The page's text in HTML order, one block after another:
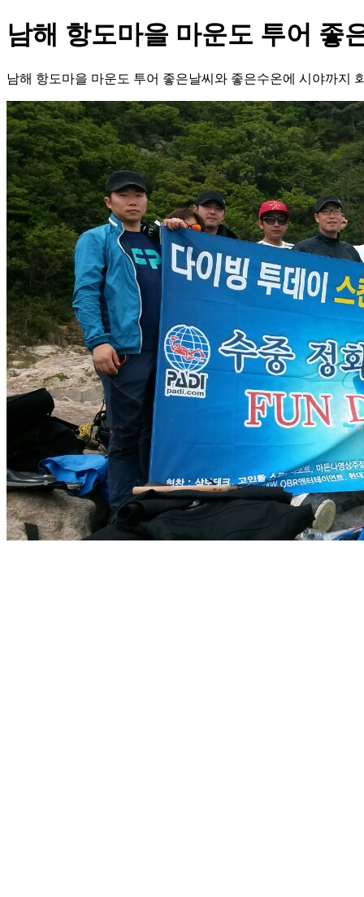
남해 항도마을 마운도 투어 좋
남해 항도마을 마운도 투어 좋은날씨와 좋은수온에 시야까지